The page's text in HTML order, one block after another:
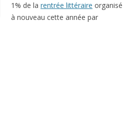
1% de la rentrée littéraire organisé
à nouveau cette année par